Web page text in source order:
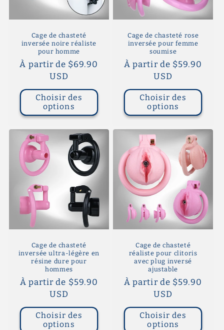
Cage de chasteté
inversée noire réaliste
pour homme
Prix
habituel
À partir de $69.90
USD
Choisir des
options
Cage de chasteté rose
inversée pour femme
soumise
Prix
habituel
À partir de $59.90
USD
Choisir des
options
Cage de chasteté
inversée ultra-légère en
résine dure pour
hommes
Prix
habituel
À partir de $59.90
USD
Choisir des
options
Cage de chasteté
réaliste pour clitoris
avec plug inversé
ajustable
Prix
habituel
À partir de $59.90
USD
Choisir des
options